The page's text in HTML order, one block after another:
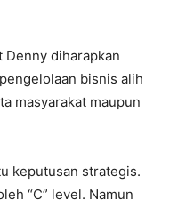
diharapkan
bisnis alih
masyarakat maupun
keputusan strategis.
“C” level. Namun